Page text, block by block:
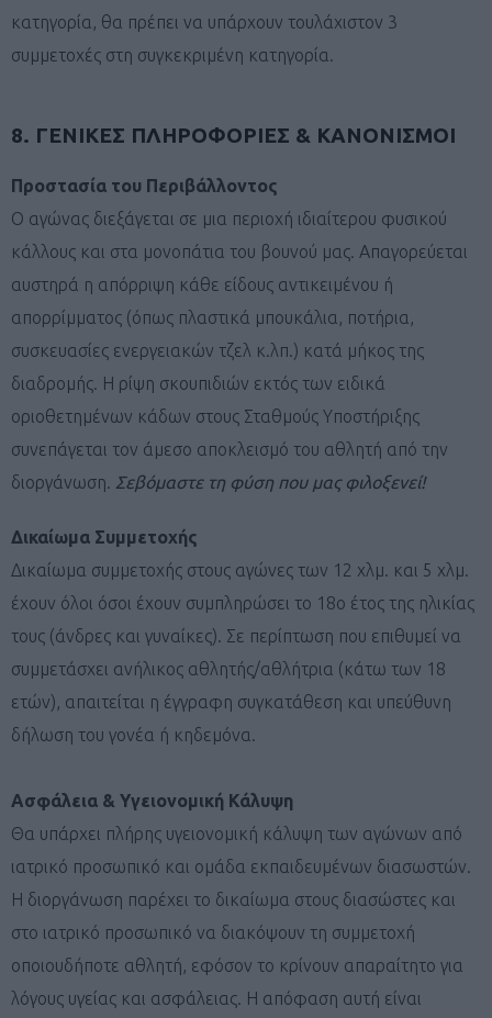
κατηγορία, θα πρέπει να υπάρχουν τουλάχιστον 3
συμμετοχές στη συγκεκριμένη κατηγορία.
8. ΓΕΝΙΚΕΣ ΠΛΗΡΟΦΟΡΙΕΣ & ΚΑΝΟΝΙΣΜΟΙ
Προστασία του Περιβάλλοντος
Ο αγώνας διεξάγεται σε μια περιοχή ιδιαίτερου φυσικού
κάλλους και στα μονοπάτια του βουνού μας. Απαγορεύεται
αυστηρά η απόρριψη κάθε είδους αντικειμένου ή
απορρίμματος (όπως πλαστικά μπουκάλια, ποτήρια,
συσκευασίες ενεργειακών τζελ κ.λπ.) κατά μήκος της
διαδρομής. Η ρίψη σκουπιδιών εκτός των ειδικά
οριοθετημένων κάδων στους Σταθμούς Υποστήριξης
συνεπάγεται τον άμεσο αποκλεισμό του αθλητή από την
διοργάνωση. Σεβόμαστε τη φύση που μας φιλοξενεί!
Δικαίωμα Συμμετοχής
Δικαίωμα συμμετοχής στους αγώνες των 12 χλμ. και 5 χλμ.
έχουν όλοι όσοι έχουν συμπληρώσει το 18ο έτος της ηλικίας
τους (άνδρες και γυναίκες). Σε περίπτωση που επιθυμεί να
συμμετάσχει ανήλικος αθλητής/αθλήτρια (κάτω των 18
ετών), απαιτείται η έγγραφη συγκατάθεση και υπεύθυνη
δήλωση του γονέα ή κηδεμόνα.
Ασφάλεια & Υγειονομική Κάλυψη
Θα υπάρχει πλήρης υγειονομική κάλυψη των αγώνων από
ιατρικό προσωπικό και ομάδα εκπαιδευμένων διασωστών.
Η διοργάνωση παρέχει το δικαίωμα στους διασώστες και
στο ιατρικό προσωπικό να διακόψουν τη συμμετοχή
οποιουδήποτε αθλητή, εφόσον το κρίνουν απαραίτητο για
λόγους υγείας και ασφάλειας. Η απόφαση αυτή είναι